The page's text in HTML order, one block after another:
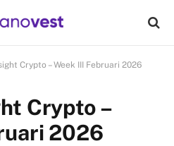
Crypto – Week III Februari 2026
Crypto –
2026